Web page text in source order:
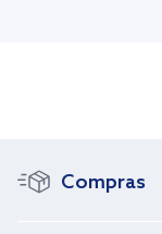
Compras